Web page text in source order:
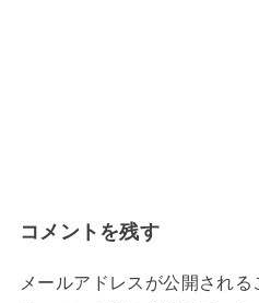
コメントを残す
メールアドレスが公開される